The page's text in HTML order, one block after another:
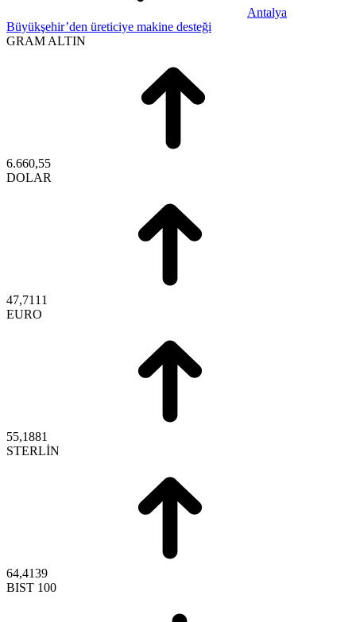
Antalya
Büyükşehir’den üreticiye makine desteği
GRAM ALTIN
6.660,55
DOLAR
47,7111
EURO
55,1881
STERLİN
64,4139
BIST 100